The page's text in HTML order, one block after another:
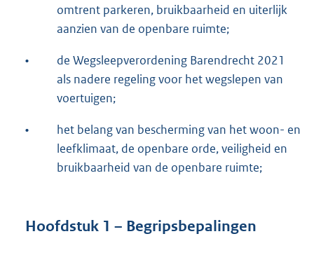
omtrent parkeren, bruikbaarheid en uiterlijk
aanzien van de openbare ruimte;
•
de Wegsleepverordening Barendrecht 2021
als nadere regeling voor het wegslepen van
voertuigen;
•
het belang van bescherming van het woon- en
leefklimaat, de openbare orde, veiligheid en
bruikbaarheid van de openbare ruimte;
Hoofdstuk 1 – Begripsbepalingen